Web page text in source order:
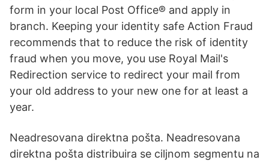
form in your local Post Office® and apply in
branch. Keeping your identity safe Action Fraud
recommends that to reduce the risk of identity
fraud when you move, you use Royal Mail's
Redirection service to redirect your mail from
your old address to your new one for at least a
year.
Neadresovana direktna pošta. Neadresovana
direktna pošta distribuira se ciljnom segmentu na